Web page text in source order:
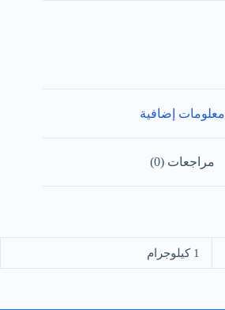
معلومات إضافية
مراجعات (0)
1 كيلوجرام